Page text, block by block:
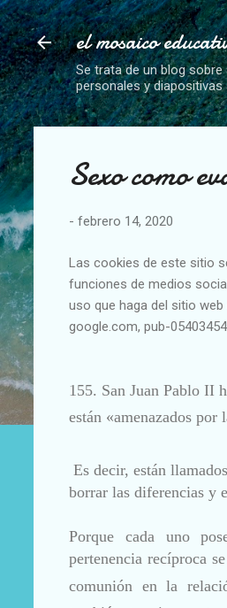
el mosaico
Se trata de un blog
personales y
Sexo como
- febrero 14, 2020
Las cookies de este sitio
funciones de medios
uso que haga del sitio
google.com, pub-
155. San Juan Pablo II
están «amenazados por
Es decir, están
borrar las diferencias y
Porque cada uno
pertenencia recíproca
comunión en la